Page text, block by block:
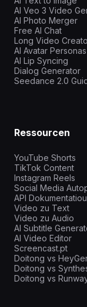
AI Veo 3 Video
AI Photo Merger
Free AI Chat
Long Video
AI Avatar Personas
AI Lip Syncing
Dialog Generator
Seedance 2.0
Ressourcen
YouTube Shorts
TikTok Content
Instagram Reels
Social Media
API
Video zu Text
Video zu Audio
AI Subtitle
AI Video Editor
Screencast.pt
Doitong vs
Doitong vs
Doitong vs